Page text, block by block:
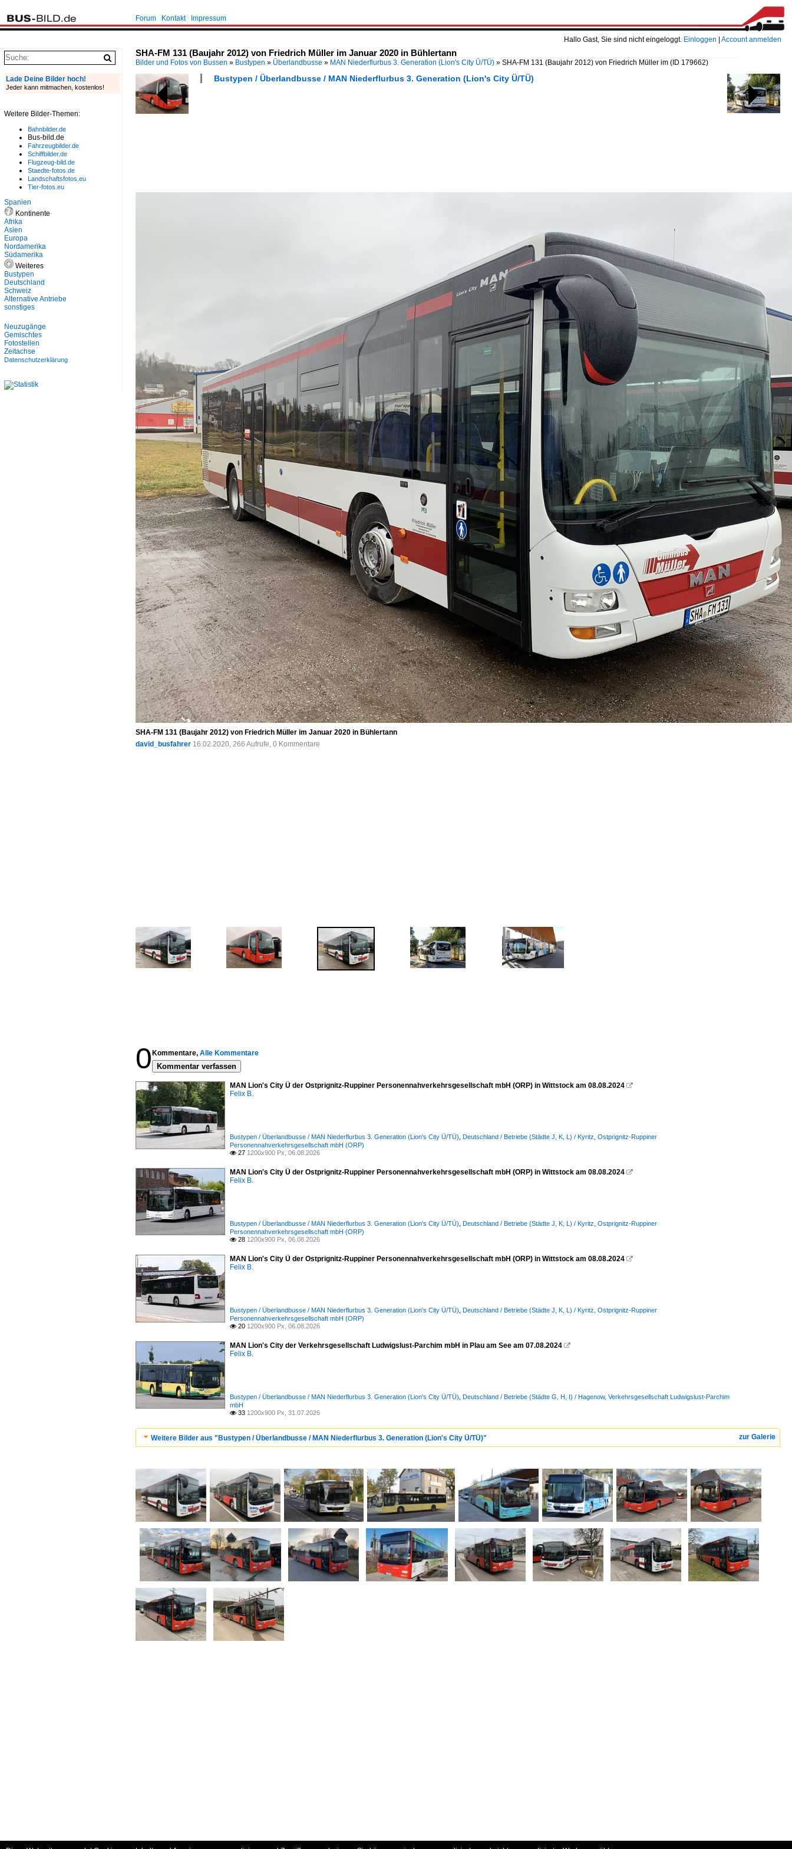
Hallo Gast, Sie sind nicht eingeloggt. Einloggen Account anmelden
Forum Kontakt Impressum
SHA-FM 131 (Baujahr 2012) von Friedrich Müller im Januar 2020 in Bühlertann
Bilder und Fotos von Bussen » Bustypen » Überlandbusse » MAN Niederflurbus 3. Generation (Lion's City Ü/TÜ) » SHA-FM 131 (Baujahr 2012) von Friedrich Müller im (ID 179662)
Bustypen / Überlandbusse / MAN Niederflurbus 3. Generation (Lion's City Ü/TÜ)
SHA-FM 131 (Baujahr 2012) von Friedrich Müller im Januar 2020 in Bühlertann
david_busfahrer 16.02.2020, 266 Aufrufe, 0 Kommentare
0 Kommentare, Alle Kommentare
Kommentar verfassen
MAN Lion's City Ü der Ostprignitz-Ruppiner Personennahverkehrsgesellschaft mbH (ORP) in Wittstock am 08.08.2024 
Felix B.
Bustypen / Überlandbusse / MAN Niederflurbus 3. Generation (Lion's City Ü/TÜ) Deutschland / Betriebe (Städte J, K, L) / Kyritz, Ostprignitz-Ruppiner
Personennahverkehrsgesellschaft mbH (ORP)
 27 1200x900 Px, 06.08.2026
MAN Lion's City Ü der Ostprignitz-Ruppiner Personennahverkehrsgesellschaft mbH (ORP) in Wittstock am 08.08.2024 
Felix B.
Bustypen / Überlandbusse / MAN Niederflurbus 3. Generation (Lion's City Ü/TÜ) Deutschland / Betriebe (Städte J, K, L) / Kyritz, Ostprignitz-Ruppiner
Personennahverkehrsgesellschaft mbH (ORP)
 28 1200x900 Px, 06.08.2026
MAN Lion's City Ü der Ostprignitz-Ruppiner Personennahverkehrsgesellschaft mbH (ORP) in Wittstock am 08.08.2024 
Felix B.
Bustypen / Überlandbusse / MAN Niederflurbus 3. Generation (Lion's City Ü/TÜ) Deutschland / Betriebe (Städte J, K, L) / Kyritz, Ostprignitz-Ruppiner
Personennahverkehrsgesellschaft mbH (ORP)
 20 1200x900 Px, 06.08.2026
MAN Lion's City der Verkehrsgesellschaft Ludwigslust-Parchim mbH in Plau am See am 07.08.2024 
Felix B.
Bustypen / Überlandbusse / MAN Niederflurbus 3. Generation (Lion's City Ü/TÜ) Deutschland / Betriebe (Städte G, H, I) / Hagenow, Verkehrsgesellschaft Ludwigslust-Parchim
mbH
 33 1200x900 Px, 31.07.2026
zur Galerie
Weitere Bilder aus "Bustypen / Überlandbusse / MAN Niederflurbus 3. Generation (Lion's City Ü/TÜ)"
Lade Deine Bilder hoch!
Jeder kann mitmachen, kostenlos!
Weitere Bilder-Themen:
Bahnbilder.de
Bus-bild.de
Fahrzeugbilder.de
Schiffbilder.de
Flugzeug-bild.de
Staedte-fotos.de
Landschaftsfotos.eu
Tier-fotos.eu
Spanien
Kontinente
Afrika
Asien
Europa
Nordamerika
Südamerika
Weiteres
Bustypen
Deutschland
Schweiz
Alternative Antriebe
sonstiges
Neuzugänge
Gemischtes
Fotostellen
Zeitachse
Datenschutzerklärung